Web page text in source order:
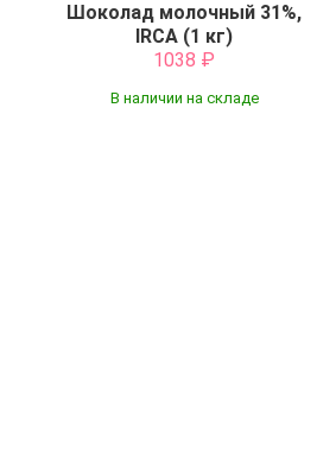
Шоколад молочный 31%,
IRCA (1 кг)
1038 ₽
В наличии на складе